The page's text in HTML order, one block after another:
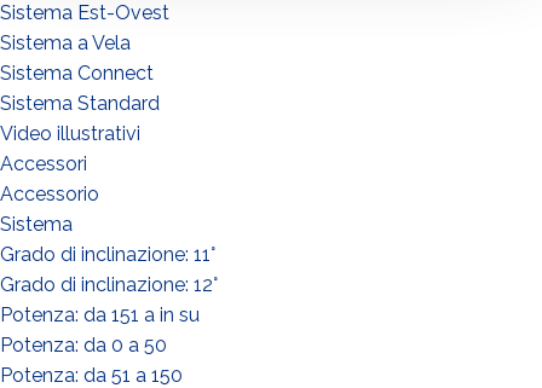
Sistema Est-Ovest
Sistema a Vela
Sistema Connect
Sistema Standard
Video illustrativi
Accessori
Accessorio
Sistema
Grado di inclinazione: 11°
Grado di inclinazione: 12°
Potenza: da 151 a in su
Potenza: da 0 a 50
Potenza: da 51 a 150